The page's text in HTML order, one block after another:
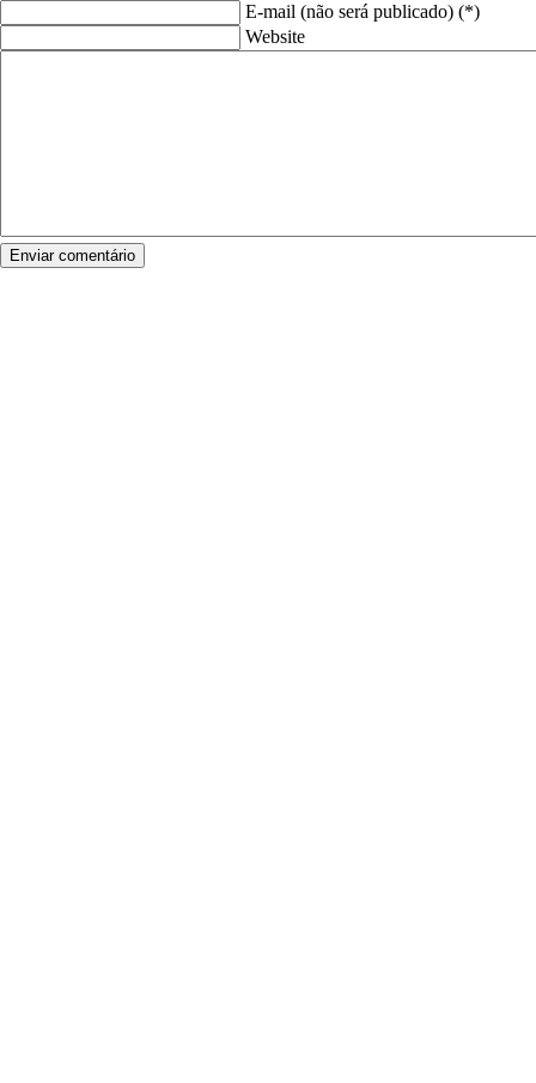
E-mail (não será publicado) (*)
Website